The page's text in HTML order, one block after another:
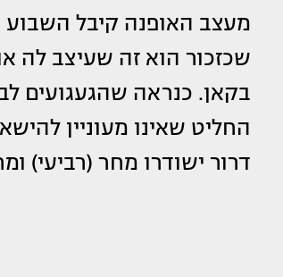
מעצב האופנה קיבל
שכזכור הוא זה שעיצב לה
בקאן. כנראה שהגעגועים
החליט שאינו מעוניין
דרור ישודרו מחר (רביעי)